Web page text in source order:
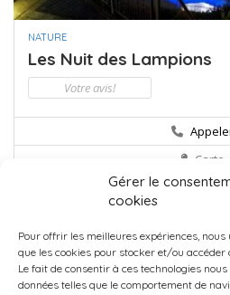
Gérer le
cookies
Pour offrir les meilleures expériences,
que les cookies pour stocker et/ou
Le fait de consentir à ces technologies
données telles que le comportement de
NATURE
Les Nuit des Lampions
Votre avis!
Carte